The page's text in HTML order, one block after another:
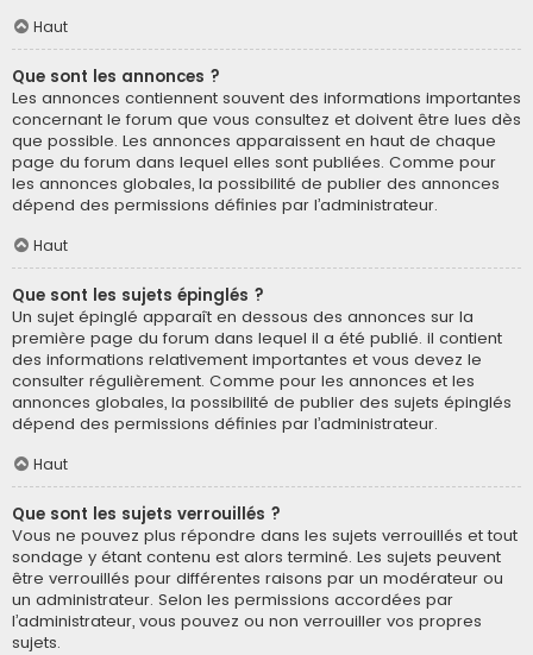
Haut
Que sont les annonces ?
Les annonces contiennent souvent des informations importantes
concernant le forum que vous consultez et doivent être lues dès
que possible. Les annonces apparaissent en haut de chaque
page du forum dans lequel elles sont publiées. Comme pour
les annonces globales, la possibilité de publier des annonces
dépend des permissions définies par l’administrateur.
Haut
Que sont les sujets épinglés ?
Un sujet épinglé apparaît en dessous des annonces sur la
première page du forum dans lequel il a été publié. il contient
des informations relativement importantes et vous devez le
consulter régulièrement. Comme pour les annonces et les
annonces globales, la possibilité de publier des sujets épinglés
dépend des permissions définies par l’administrateur.
Haut
Que sont les sujets verrouillés ?
Vous ne pouvez plus répondre dans les sujets verrouillés et tout
sondage y étant contenu est alors terminé. Les sujets peuvent
être verrouillés pour différentes raisons par un modérateur ou
un administrateur. Selon les permissions accordées par
l’administrateur, vous pouvez ou non verrouiller vos propres
sujets.